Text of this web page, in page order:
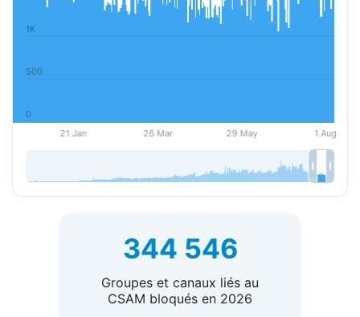
344 546
Groupes et canaux liés au
CSAM bloqués en 2026